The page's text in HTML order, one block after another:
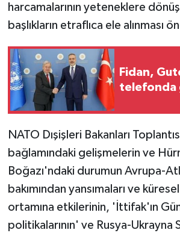
harcamalarının yeteneklere
başlıkların etraflıca ele alınması
Fidan,
telefonda
NATO Dışişleri Bakanları
bağlamındaki gelişmelerin ve
Boğazı'ndaki durumun Avrupa-
bakımından yansımaları ve
ortamına etkilerinin, 'İttifak'ın
politikalarının' ve Rusya-Ukrayna
SPOR
TATLISU
TEKNOLOJİ
YAŞAM